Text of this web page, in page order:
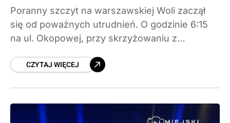
Poranny szczyt na warszawskiej Woli zaczął
się od poważnych utrudnień. O godzinie 6:15
na ul. Okopowej, przy skrzyżowaniu z
jezdni na torowisko, uszkodził barierki
CZYTAJ WIĘCEJ